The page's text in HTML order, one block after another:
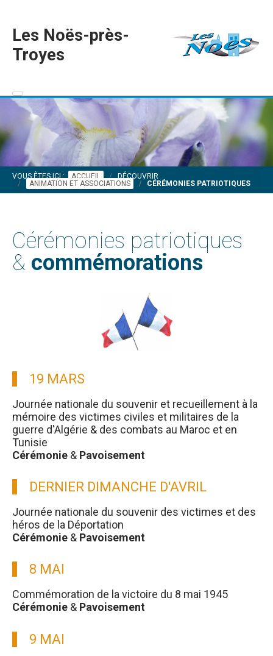
Les Noës-près-
Troyes
VOUS ÊTES ICI : ACCUEIL
DÉCOUVRIR
ANIMATION ET ASSOCIATIONS
CÉRÉMONIES PATRIOTIQUES
Cérémonies patriotiques
& commémorations
19 MARS
Journée nationale du souvenir et recueillement à la
mémoire des victimes civiles et militaires de la
guerre d'Algérie & des combats au Maroc et en
Tunisie
Cérémonie & Pavoisement
DERNIER DIMANCHE D'AVRIL
Journée nationale du souvenir des victimes et des
héros de la Déportation
Cérémonie & Pavoisement
8 MAI
Commémoration de la victoire du 8 mai 1945
Cérémonie & Pavoisement
9 MAI